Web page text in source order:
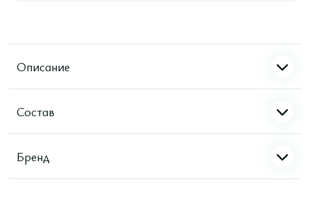
Описание
Состав
Бренд